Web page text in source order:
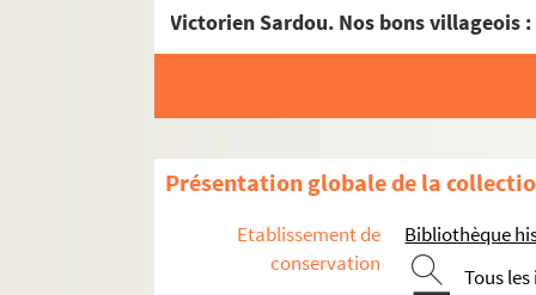
Victorien Sardou. Nos bons villageois
Présentation globale de la
Etablissement de
conservation
Bibliothèque
Tous